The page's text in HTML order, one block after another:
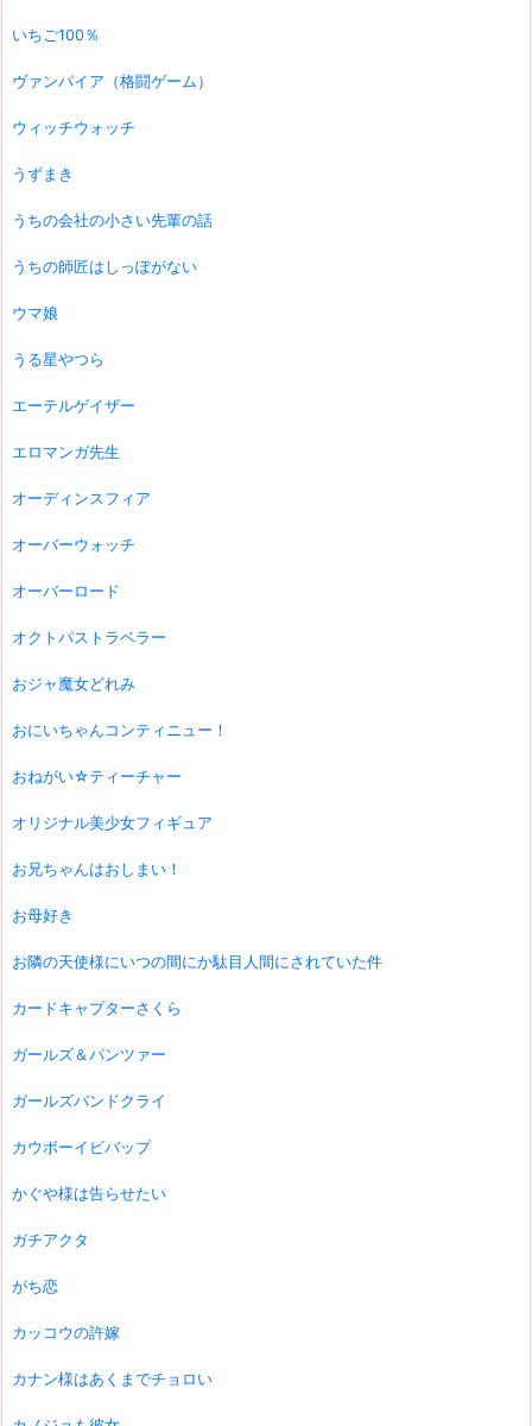
いちご100％
ヴァンパイア（格闘ゲーム）
ウィッチウォッチ
うずまき
うちの会社の小さい先輩の話
うちの師匠はしっぽがない
ウマ娘
うる星やつら
エーテルゲイザー
エロマンガ先生
オーディンスフィア
オーバーウォッチ
オーバーロード
オクトパストラベラー
おジャ魔女どれみ
おにいちゃんコンティニュー！
おねがい☆ティーチャー
オリジナル美少女フィギュア
お兄ちゃんはおしまい！
お母好き
お隣の天使様にいつの間にか駄目人間にされていた件
カードキャプターさくら
ガールズ＆パンツァー
ガールズバンドクライ
カウボーイビバップ
かぐや様は告らせたい
ガチアクタ
がち恋
カッコウの許嫁
カナン様はあくまでチョロい